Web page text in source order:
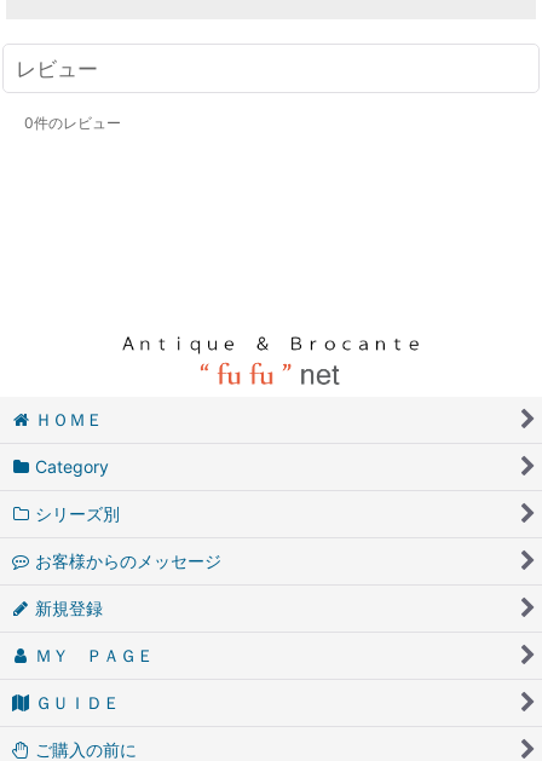
レビュー
0件のレビュー
ＨＯＭＥ
Category
シリーズ別
お客様からのメッセージ
新規登録
ＭＹ ＰＡＧＥ
ＧＵＩＤＥ
ご購入の前に